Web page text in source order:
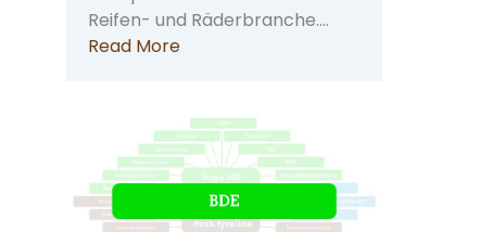
Reifen- und Räderbranche.…
Read More